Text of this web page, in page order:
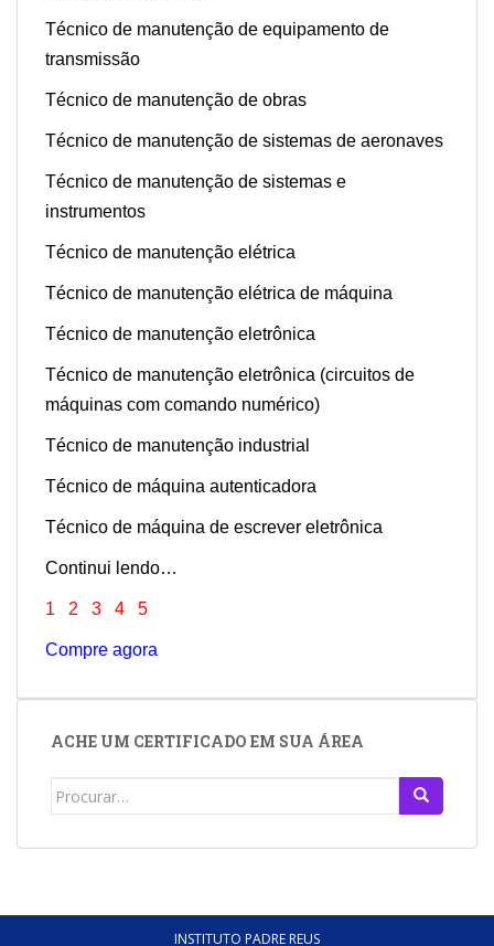
Técnico de manutenção de equipamento de
transmissão
Técnico de manutenção de obras
Técnico de manutenção de sistemas de aeronaves
Técnico de manutenção de sistemas e
instrumentos
Técnico de manutenção elétrica
Técnico de manutenção elétrica de máquina
Técnico de manutenção eletrônica
Técnico de manutenção eletrônica (circuitos de
máquinas com comando numérico)
Técnico de manutenção industrial
Técnico de máquina autenticadora
Técnico de máquina de escrever eletrônica
Continui lendo…
1 2 3 4 5
Compre agora
ACHE UM CERTIFICADO EM SUA ÁREA
Search
INSTITUTO PADRE REUS